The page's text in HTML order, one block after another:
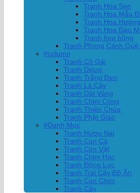
Tranh Hoa Sen
Tranh Hoa Mẫu
Tranh Hoa
Tranh Hoa Đào
Tranh hoa hồng
Tranh Phong Cảnh
#column
Tranh Cô Gái
Tranh Decor
Tranh Trắng Đen
Tranh Lá Cây
Tranh Dát Vàng
Tranh Chim Công
Tranh Thiên Chúa
Tranh Phật Giáo
#Danh Mục
Tranh Hươu Nai
Tranh Con Cá
Tranh Con Vật
Tranh Chim Hạc
Tranh Động Lực
Tranh Trái Cây Đồ Ăn
Tranh Con Chim
Tranh Cây